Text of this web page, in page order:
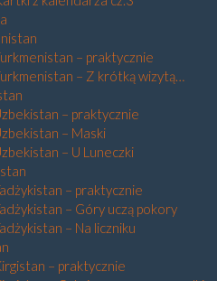
– praktycznie
– Z krótką wizytą…
– praktycznie
– Maski
– U Luneczki
– praktycznie
– Góry uczą pokory
– Na liczniku
– praktycznie